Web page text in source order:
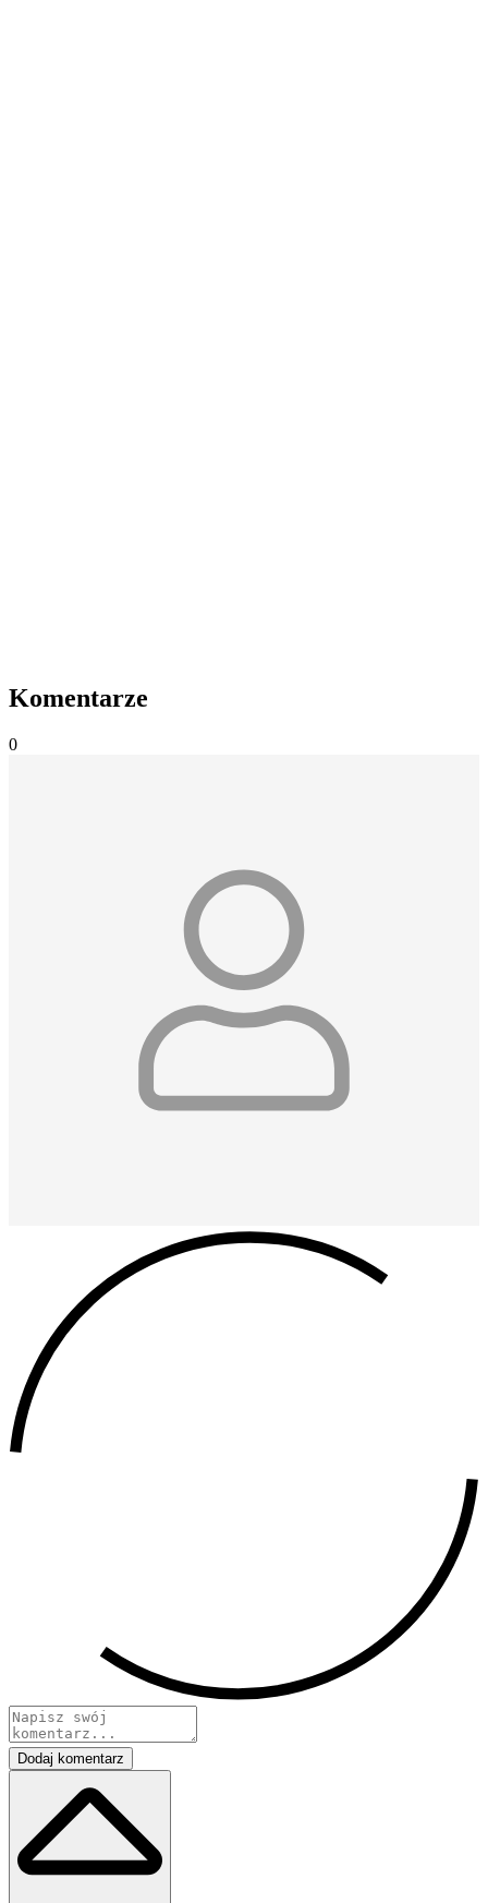
Komentarze
0
Dodaj komentarz